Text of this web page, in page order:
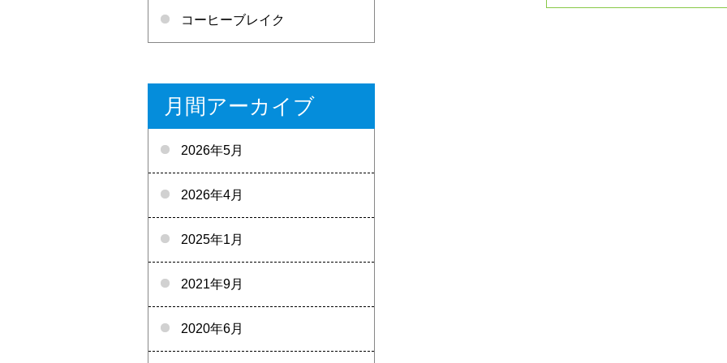
コーヒーブレイク
月間アーカイブ
2026年5月
2026年4月
2025年1月
2021年9月
2020年6月